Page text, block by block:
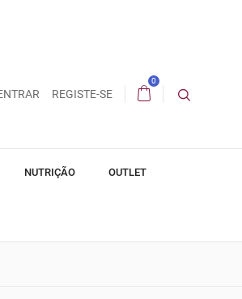
REGISTE-SE
0
NUTRIÇÃO OUTLET